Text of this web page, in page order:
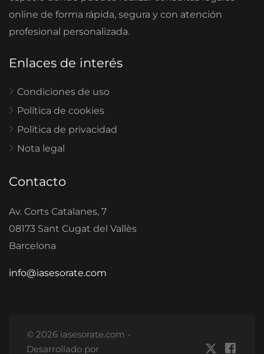
online de forma rápida, segura y con atención
profesional personalizada.
Enlaces de interés
Condiciones de uso
Política de cookies
Política de privacidad
Nota legal
Contacto
Av. Corts Catalanes, 7
08173 Sant Cugat del Vallès
Barcelona
info@iasesorate.com
© 2026 iasesorate.com -
Desarrollado por